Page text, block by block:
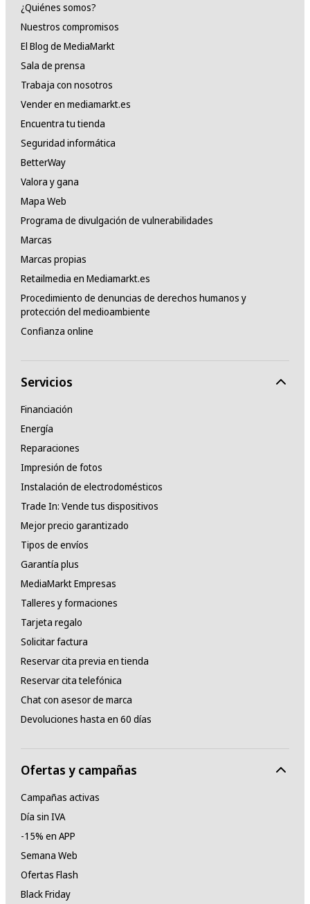
¿Quiénes somos?
Nuestros compromisos
El Blog de MediaMarkt
Sala de prensa
Trabaja con nosotros
Vender en mediamarkt.es
Encuentra tu tienda
Seguridad informática
BetterWay
Valora y gana
Mapa Web
Programa de divulgación de vulnerabilidades
Marcas
Marcas propias
Retailmedia en Mediamarkt.es
Procedimiento de denuncias de derechos humanos y
protección del medioambiente
Confianza online
Servicios
Financiación
Energía
Reparaciones
Impresión de fotos
Instalación de electrodomésticos
Trade In: Vende tus dispositivos
Mejor precio garantizado
Tipos de envíos
Garantía plus
MediaMarkt Empresas
Talleres y formaciones
Tarjeta regalo
Solicitar factura
Reservar cita previa en tienda
Reservar cita telefónica
Chat con asesor de marca
Devoluciones hasta en 60 días
Ofertas y campañas
Campañas activas
Día sin IVA
-15% en APP
Semana Web
Ofertas Flash
Black Friday